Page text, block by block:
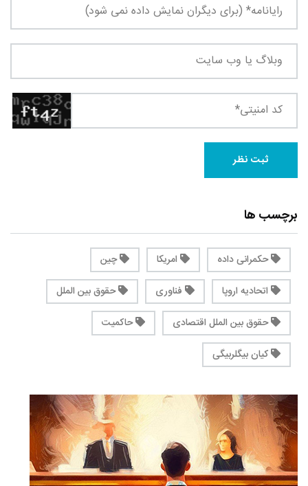
برچسب ها
حکمرانی داده امریکا
چین
اتحادیه اروپا
فناوری
حقوق بین الملل
حقوق بین الملل اقتصادی
حاکمیت
کیان بیگلربیگی